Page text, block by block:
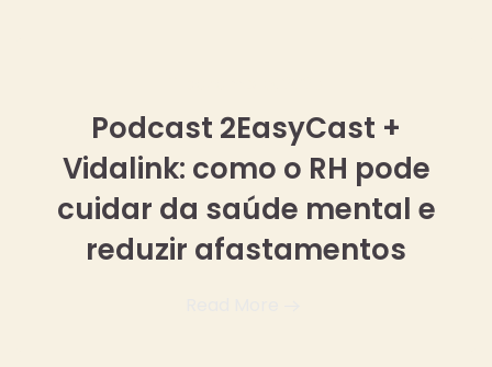
Podcast 2EasyCast +
Vidalink: como o RH pode
cuidar da saúde mental e
reduzir afastamentos